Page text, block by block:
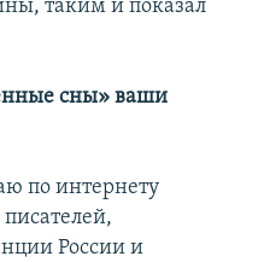
таким и показал
сны» ваши
по интернету
России и